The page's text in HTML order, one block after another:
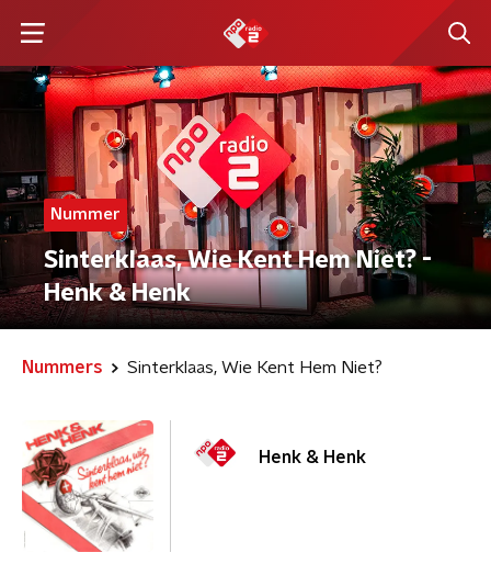
Nummer
Sinterklaas, Wie Kent Hem Niet? -
Henk & Henk
Nummers Sinterklaas, Wie Kent Hem Niet?
Henk & Henk